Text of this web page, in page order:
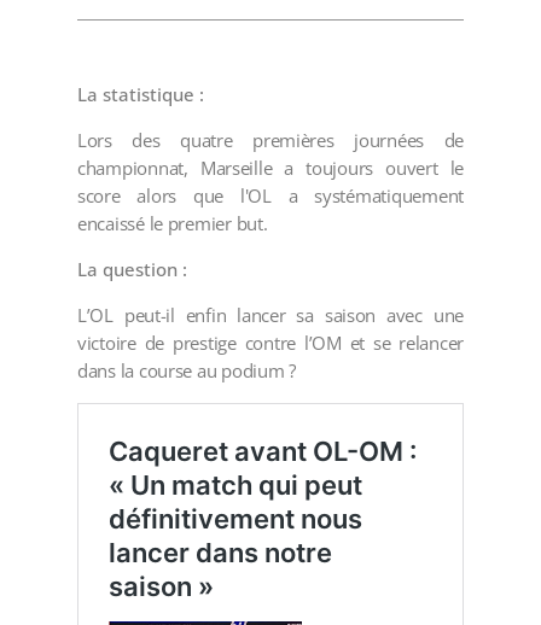
La statistique :
Lors des quatre premières journées de
championnat, Marseille a toujours ouvert le
score alors que l'OL a systématiquement
encaissé le premier but.
La question :
L’OL peut-il enfin lancer sa saison avec une
victoire de prestige contre l’OM et se relancer
dans la course au podium ?